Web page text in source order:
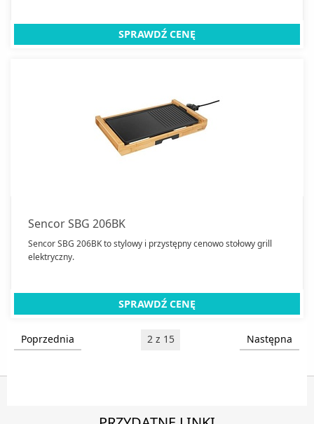
SPRAWDŹ CENĘ
Sencor SBG 206BK
Sencor SBG 206BK to stylowy i przystępny cenowo stołowy grill
elektryczny.
SPRAWDŹ CENĘ
Poprzednia 2 z 15 Następna